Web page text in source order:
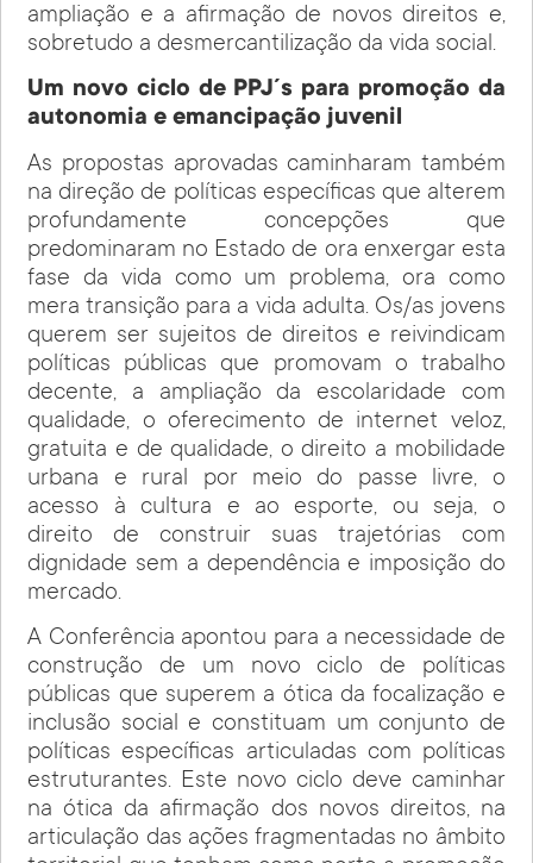
ampliação e a afirmação de novos direitos e,
sobretudo a desmercantilização da vida social.
Um novo ciclo de PPJ´s para promoção da
autonomia e emancipação juvenil
As propostas aprovadas caminharam também
na direção de políticas específicas que alterem
profundamente concepções que
predominaram no Estado de ora enxergar esta
fase da vida como um problema, ora como
mera transição para a vida adulta. Os/as jovens
querem ser sujeitos de direitos e reivindicam
políticas públicas que promovam o trabalho
decente, a ampliação da escolaridade com
qualidade, o oferecimento de internet veloz,
gratuita e de qualidade, o direito a mobilidade
urbana e rural por meio do passe livre, o
acesso à cultura e ao esporte, ou seja, o
direito de construir suas trajetórias com
dignidade sem a dependência e imposição do
mercado.
A Conferência apontou para a necessidade de
construção de um novo ciclo de políticas
públicas que superem a ótica da focalização e
inclusão social e constituam um conjunto de
políticas específicas articuladas com políticas
estruturantes. Este novo ciclo deve caminhar
na ótica da afirmação dos novos direitos, na
articulação das ações fragmentadas no âmbito